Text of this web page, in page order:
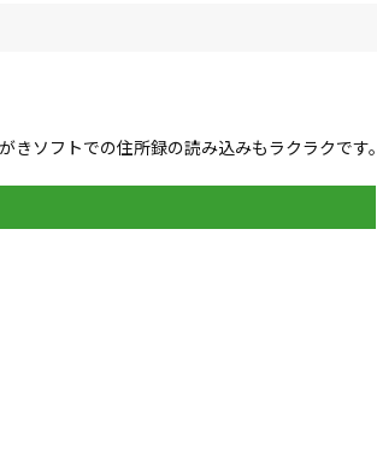
ソフトでの住所録の読み込みもラクラクです。